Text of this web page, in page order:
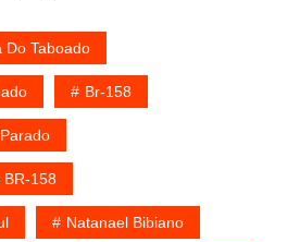
Do Taboado
Br-158
BR-158
Natanael Bibiano